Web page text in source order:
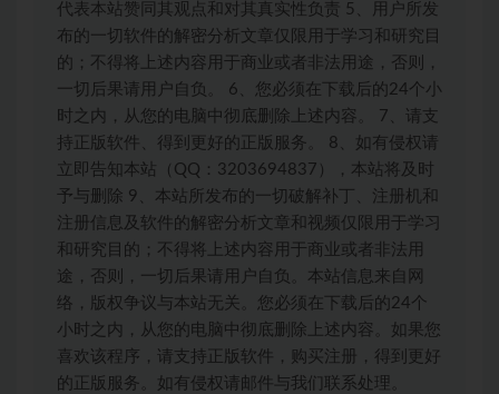
代表本站赞同其观点和对其真实性负责 5、用户所发
布的一切软件的解密分析文章仅限用于学习和研究目
的；不得将上述内容用于商业或者非法用途，否则，
一切后果请用户自负。 6、您必须在下载后的24个小
时之内，从您的电脑中彻底删除上述内容。 7、请支
持正版软件、得到更好的正版服务。 8、如有侵权请
立即告知本站（QQ：3203694837），本站将及时
予与删除 9、本站所发布的一切破解补丁、注册机和
注册信息及软件的解密分析文章和视频仅限用于学习
和研究目的；不得将上述内容用于商业或者非法用
途，否则，一切后果请用户自负。本站信息来自网
络，版权争议与本站无关。您必须在下载后的24个
小时之内，从您的电脑中彻底删除上述内容。如果您
喜欢该程序，请支持正版软件，购买注册，得到更好
的正版服务。如有侵权请邮件与我们联系处理。